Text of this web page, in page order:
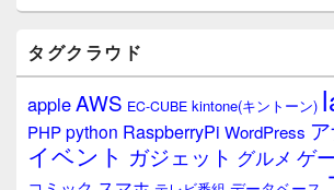
タグクラウド
appleAWS EC-CUBE kintone(キントーン)
PHPpython RaspberryPi WordPress
イベント ガジェット グルメ ゲ